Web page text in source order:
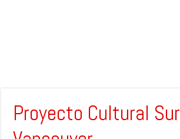
Proyecto Cultural Sur